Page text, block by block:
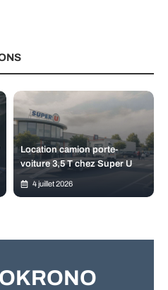
Location camion porte-
voiture 3,5 T chez Super U
4 juillet 2026